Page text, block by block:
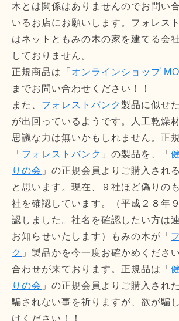
木とは関係はありませんのでお問い
いるお店にお願いします。フォレス
はネットともみの木の家を建てる会
しておりません。
正規商品は「 オンラインショップ
までお問い合わせください！！
また、 フォレストバンク製品に似せ
が出回っているようです。人工乾燥
思議な力は無いかもしれません。正
「 フォレストバンク 」の製品を、「
りの会 」の正規会員よりご購入され
と思います。現在、９社ほど偽りの
社を確認しています。（平成２８年
認しました。社名を確認したい方は
お知らせいたします）もみの木が「
ク 」製品かを今一度お確かめくださ
合わせが来ております。正規品は「
りの会 」の正規会員よりご購入され
騙されない事を祈りますが、欲が騙
けください！！